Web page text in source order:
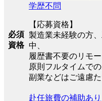
必須
資格
学歴不問
【応募資格】
製造業未経験の方
中、
履歴書不要のリモ
原則フルタイムで
副業などはご遠慮た
赴任旅費の補助あり